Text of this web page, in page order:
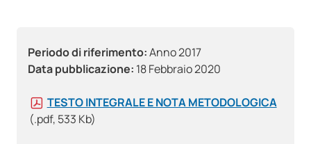
Periodo di riferimento:Anno 2017
Data pubblicazione: 18 Febbraio 2020
TESTO INTEGRALE E NOTA METODOLOGICA
(.pdf, 533 Kb)